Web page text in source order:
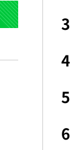
현·문재인 철
3
4
5
6